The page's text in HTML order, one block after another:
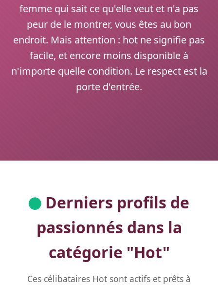
femme qui sait ce qu'elle veut et n'a pas
peur de le montrer, vous êtes au bon
endroit. Mais attention : hot ne signifie pas
facile, et encore moins disponible à
n'importe quelle condition. Le respect est la
porte d'entrée.
Derniers profils de
passionnés dans la
catégorie "Hot"
Ces célibataires Hot sont actifs et prêts à